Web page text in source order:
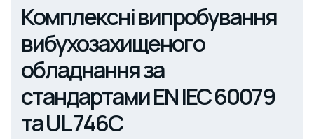
Комплексні випробування
вибухозахищеного
обладнання за
стандартами EN IEC 60079
та UL 746C